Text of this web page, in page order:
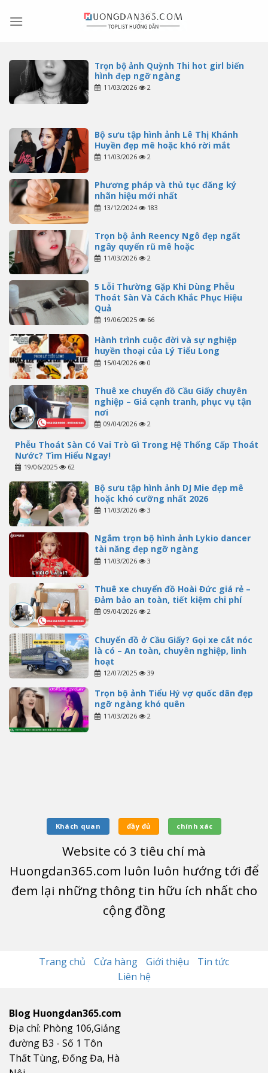
Trọn bộ ảnh Quỳnh Thi hot girl biến
hình đẹp ngỡ ngàng
11/03/2026 2
Bộ sưu tập hình ảnh Lê Thị Khánh
Huyền đẹp mê hoặc khó rời mắt
11/03/2026 2
Phương pháp và thủ tục đăng ký
nhãn hiệu mới nhất
13/12/2024 183
Trọn bộ ảnh Reency Ngô đẹp ngất
ngây quyến rũ mê hoặc
11/03/2026 2
5 Lỗi Thường Gặp Khi Dùng Phễu
Thoát Sàn Và Cách Khắc Phục Hiệu
Quả
19/06/2025 66
Hành trình cuộc đời và sự nghiệp
huyền thoại của Lý Tiểu Long
15/04/2026 0
Thuê xe chuyển đồ Cầu Giấy chuyên
nghiệp – Giá cạnh tranh, phục vụ tận
nơi
09/04/2026 2
Phễu Thoát Sàn Có Vai Trò Gì Trong Hệ Thống Cấp Thoát
Nước? Tìm Hiểu Ngay!
19/06/2025 62
Bộ sưu tập hình ảnh DJ Mie đẹp mê
hoặc khó cưỡng nhất 2026
11/03/2026 3
Ngắm trọn bộ hình ảnh Lykio dancer
tài năng đẹp ngỡ ngàng
11/03/2026 3
Thuê xe chuyển đồ Hoài Đức giá rẻ –
Đảm bảo an toàn, tiết kiệm chi phí
09/04/2026 2
Chuyển đồ ở Cầu Giấy? Gọi xe cắt nóc
là có – An toàn, chuyên nghiệp, linh
hoạt
12/07/2025 39
Trọn bộ ảnh Tiểu Hý vợ quốc dân đẹp
ngỡ ngàng khó quên
11/03/2026 2
Khách quan đầy đủ chính xác
Website có 3 tiêu chí mà
Huongdan365.com luôn luôn hướng tới để
đem lại những thông tin hữu ích nhất cho
cộng đồng
Trang chủ Cửa hàng Giới thiệu
Tin tức
Liên hệ
Blog Huongdan365.com
Địa chỉ: Phòng 106,Giảng
đường B3 - Số 1 Tôn
Thất Tùng, Đống Đa, Hà